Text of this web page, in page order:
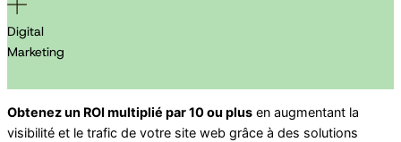
Digital
Marketing
Obtenez un ROI multiplié par 10 ou plus en augmentant la
visibilité et le trafic de votre site web grâce à des solutions